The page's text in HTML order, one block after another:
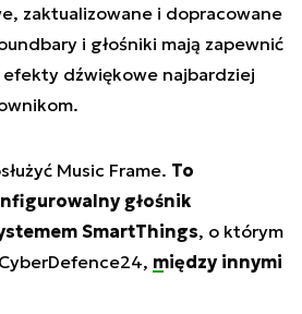
zaktualizowane i dopracowane
i głośniki mają zapewnić
dźwiękowe najbardziej
Music Frame. To
głośnik
SmartThings, o którym
między innymi